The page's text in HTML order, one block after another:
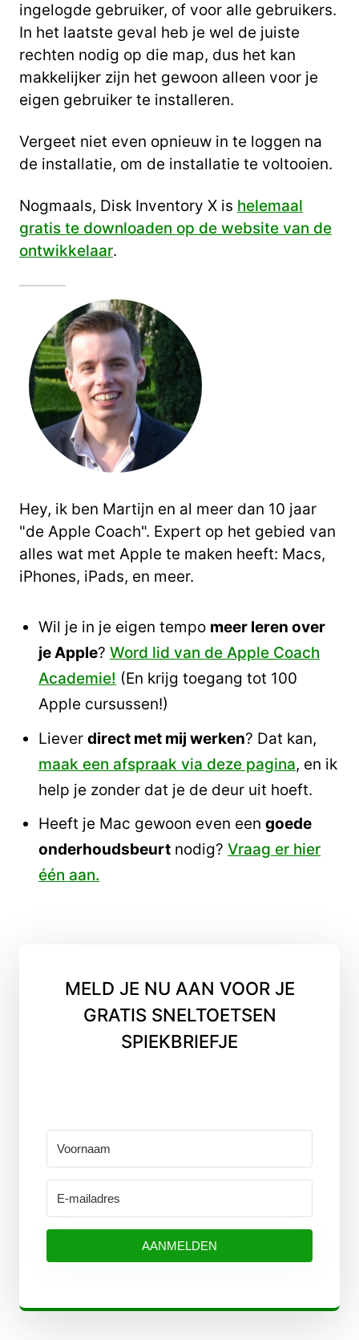
ingelogde gebruiker, of voor alle gebruikers.
In het laatste geval heb je wel de juiste
rechten nodig op die map, dus het kan
makkelijker zijn het gewoon alleen voor je
eigen gebruiker te installeren.
Vergeet niet even opnieuw in te loggen na
de installatie, om de installatie te voltooien.
Nogmaals, Disk Inventory X is helemaal
gratis te downloaden op de website van de
ontwikkelaar.
Hey, ik ben Martijn en al meer dan 10 jaar
"de Apple Coach". Expert op het gebied van
alles wat met Apple te maken heeft: Macs,
iPhones, iPads, en meer.
Wil je in je eigen tempo meer leren over
je Apple? Word lid van de Apple Coach
Academie! (En krijg toegang tot 100
Apple cursussen!)
Liever direct met mij werken? Dat kan,
maak een afspraak via deze pagina, en ik
help je zonder dat je de deur uit hoeft.
Heeft je Mac gewoon even een goede
onderhoudsbeurt nodig? Vraag er hier
één aan.
MELD JE NU AAN VOOR JE
GRATIS SNELTOETSEN
SPIEKBRIEFJE
AANMELDEN